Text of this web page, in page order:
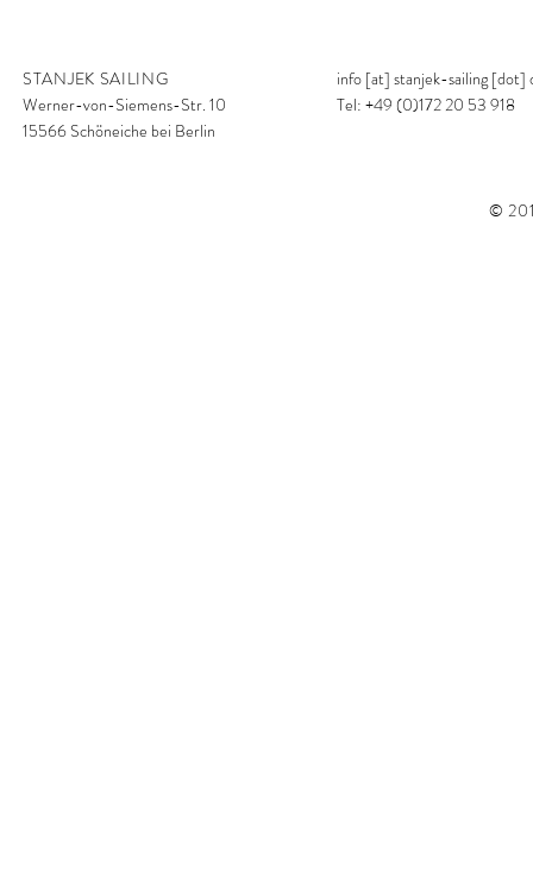
STANJEK SAILING
Werner-von-Siemens-Str. 10
15566 Schöneiche bei Berlin
info [at] stanjek-sailing [dot]
Tel: +49 (0)172 20 53 918
©